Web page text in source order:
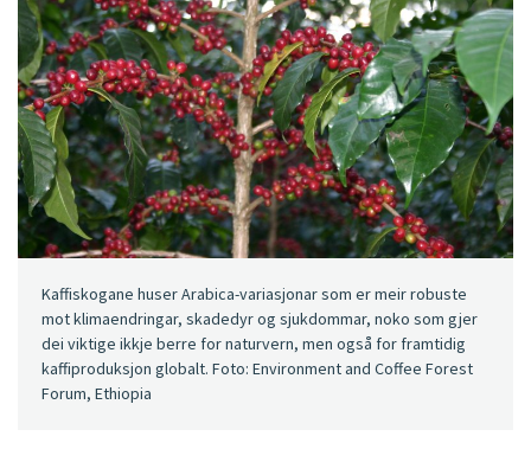
Kaffiskogane huser Arabica-variasjonar som er meir robuste
mot klimaendringar, skadedyr og sjukdommar, noko som gjer
dei viktige ikkje berre for naturvern, men også for framtidig
kaffiproduksjon globalt. Foto: Environment and Coffee Forest
Forum, Ethiopia